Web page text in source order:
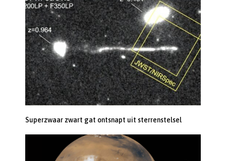
Superzwaar zwart gat ontsnapt uit sterrenstelsel